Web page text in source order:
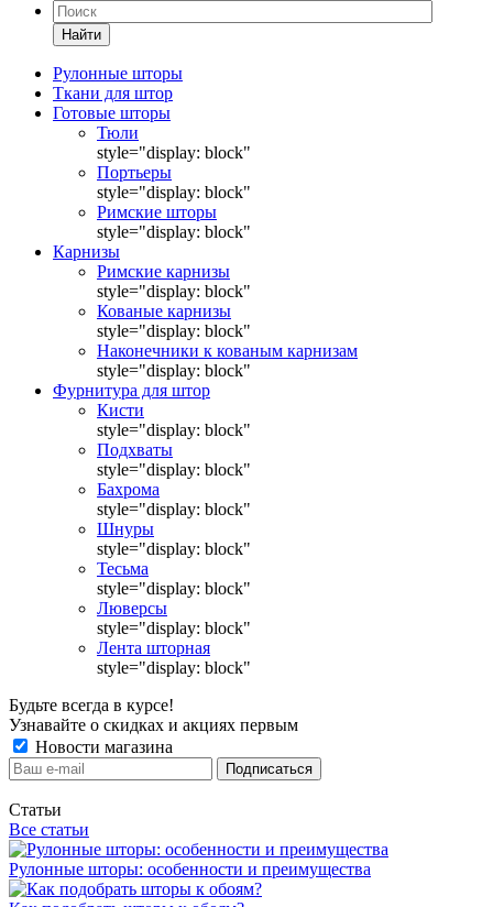
Найти
Рулонные шторы
Ткани для штор
Готовые шторы
Тюли
style="display: block"
Портьеры
style="display: block"
Римские шторы
style="display: block"
Карнизы
Римские карнизы
style="display: block"
Кованые карнизы
style="display: block"
Наконечники к кованым карнизам
style="display: block"
Фурнитура для штор
Кисти
style="display: block"
Подхваты
style="display: block"
Бахрома
style="display: block"
Шнуры
style="display: block"
Тесьма
style="display: block"
Люверсы
style="display: block"
Лента шторная
style="display: block"
Будьте всегда в курсе!
Узнавайте о скидках и акциях первым
Новости магазина
Статьи
Все статьи
Рулонные шторы: особенности и преимущества